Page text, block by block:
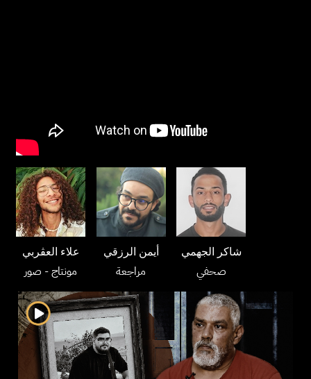
علاء العڤربي
مونتاج- صور
أيمن الرزقي
مراجعة
شاكر الجهمي
صحفي